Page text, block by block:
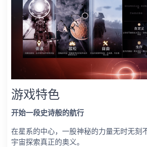
游戏特色
开始一段史诗般的航行
在星系的中心，一股神秘的力量无时无刻
宇宙探索真正的奥义。